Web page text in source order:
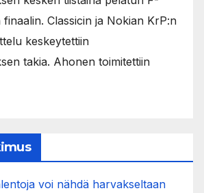
finaalin. Classicin ja Nokian KrP:n
keskeytettiin
takia. Ahonen toimitettiin
voi nähdä harvakseltaan